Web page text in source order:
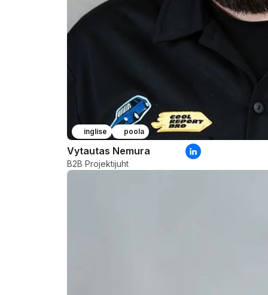
inglise poola
Vytautas Nemura
B2B Projektijuht